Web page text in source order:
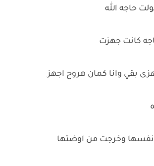
حاجه الله
كانت جهزت
بقي وانا كمان هروح اجهز
نفسها وخرجت من اوضتها